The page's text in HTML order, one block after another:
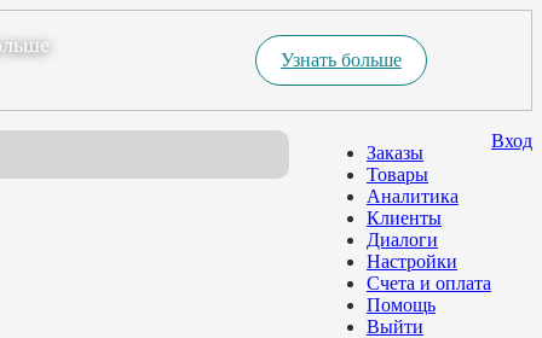
Узнать больше
Заказы
Товары
Аналитика
Клиенты
Диалоги
Настройки
Счета и оплата
Помощь
Выйти
Вход